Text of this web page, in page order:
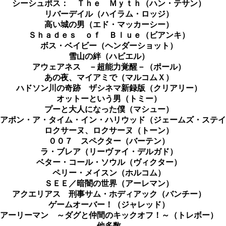
シーシュポス： Ｔｈｅ Ｍｙｔｈ（ハン・テサン）
リバーデイル（ハイラム・ロッジ）
高い城の男（エド・マッカーシー）
Ｓｈａｄｅｓ ｏｆ Ｂｌｕｅ（ビアンキ）
ボス・ベイビー（ヘンダーショット）
雪山の絆（ハビエル）
アウェアネス －超能力覚醒－（ポール）
あの夜、マイアミで（マルコムＸ）
ハドソン川の奇跡 ザシネマ新録版（クリアリー）
オットーという男（トミー）
プーと大人になった僕（マシュー）
ポン・ア・タイム・イン・ハリウッド（ジェームズ・ステ
ロクサーヌ、ロクサーヌ（トーン）
００７ スペクター（バーテン）
ラ・ブレア（リーヴァイ・デルガド）
ベター・コール・ソウル（ヴィクター）
ペリー・メイスン（ホルコム）
ＳＥＥ／暗闇の世界（アーレマン）
アクエリアス 刑事サム・ホディアック（バンチー）
ゲームオーバー！（ジャレッド）
アーリーマン ～ダグと仲間のキックオフ！～（トレボー）